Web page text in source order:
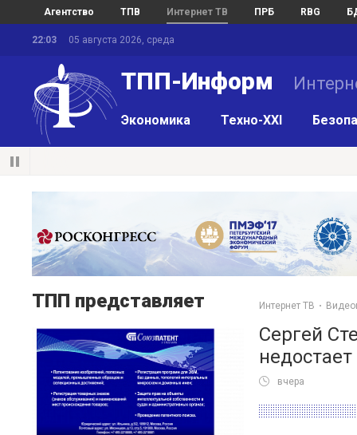
Агентство ТПВ Интернет ТВ ПРБ RBG
22:03 05 августа 2026, среда
ТПП-Информ
Экономика Техно-XXI
ТПП представляет Интернет ТВ
Сергей
вчера